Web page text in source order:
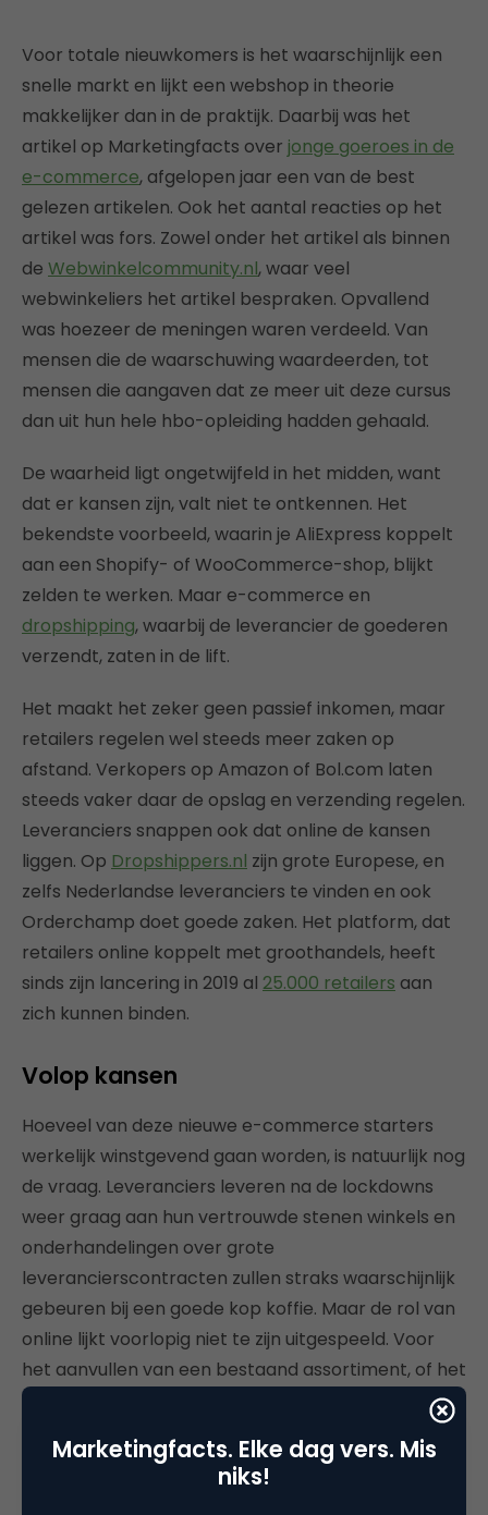
Voor totale nieuwkomers is het waarschijnlijk een
snelle markt en lijkt een webshop in theorie
makkelijker dan in de praktijk. Daarbij was het
artikel op Marketingfacts over jonge goeroes in de
e-commerce, afgelopen jaar een van de best
gelezen artikelen. Ook het aantal reacties op het
artikel was fors. Zowel onder het artikel als binnen
de Webwinkelcommunity.nl, waar veel
webwinkeliers het artikel bespraken. Opvallend
was hoezeer de meningen waren verdeeld. Van
mensen die de waarschuwing waardeerden, tot
mensen die aangaven dat ze meer uit deze cursus
dan uit hun hele hbo-opleiding hadden gehaald.
De waarheid ligt ongetwijfeld in het midden, want
dat er kansen zijn, valt niet te ontkennen. Het
bekendste voorbeeld, waarin je AliExpress koppelt
aan een Shopify- of WooCommerce-shop, blijkt
zelden te werken. Maar e-commerce en
dropshipping, waarbij de leverancier de goederen
verzendt, zaten in de lift.
Het maakt het zeker geen passief inkomen, maar
retailers regelen wel steeds meer zaken op
afstand. Verkopers op Amazon of Bol.com laten
steeds vaker daar de opslag en verzending regelen.
Leveranciers snappen ook dat online de kansen
liggen. Op Dropshippers.nl zijn grote Europese, en
zelfs Nederlandse leveranciers te vinden en ook
Orderchamp doet goede zaken. Het platform, dat
retailers online koppelt met groothandels, heeft
sinds zijn lancering in 2019 al 25.000 retailers aan
zich kunnen binden.
Volop kansen
Hoeveel van deze nieuwe e-commerce starters
werkelijk winstgevend gaan worden, is natuurlijk nog
de vraag. Leveranciers leveren na de lockdowns
weer graag aan hun vertrouwde stenen winkels en
onderhandelingen over grote
leverancierscontracten zullen straks waarschijnlijk
gebeuren bij een goede kop koffie. Maar de rol van
online lijkt voorlopig niet te zijn uitgespeeld. Voor
het aanvullen van een bestaand assortiment, of het
proberen van wat nieuwe producten, kan een
dropshipper of digitaal platform als Orderchamp
straks zomaar genoeg blijken te zijn.
Marketingfacts. Elke dag vers. Mis
niks!